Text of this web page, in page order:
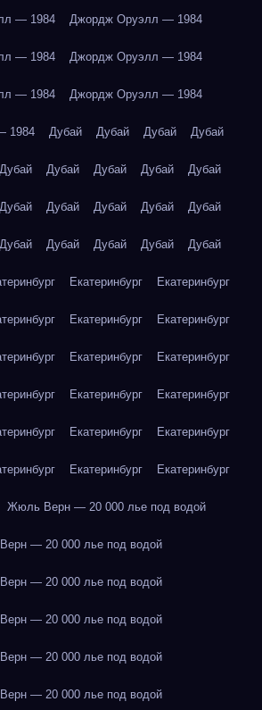
— 1984 Джордж Оруэлл — 1984
— 1984 Джордж Оруэлл — 1984
— 1984 Джордж Оруэлл — 1984
1984 Дубай Дубай Дубай Дубай
Дубай Дубай Дубай Дубай Дубай
Дубай Дубай Дубай Дубай Дубай
Дубай Дубай Дубай Дубай Дубай
Екатеринбург Екатеринбург
Екатеринбург Екатеринбург
Екатеринбург Екатеринбург
Екатеринбург Екатеринбург
Екатеринбург Екатеринбург
Екатеринбург Екатеринбург
Жюль Верн — 20 000 лье под водой
— 20 000 лье под водой
— 20 000 лье под водой
— 20 000 лье под водой
— 20 000 лье под водой
— 20 000 лье под водой